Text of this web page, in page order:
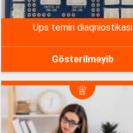
ups temiri diaqniostikasi
Göstərilməyib